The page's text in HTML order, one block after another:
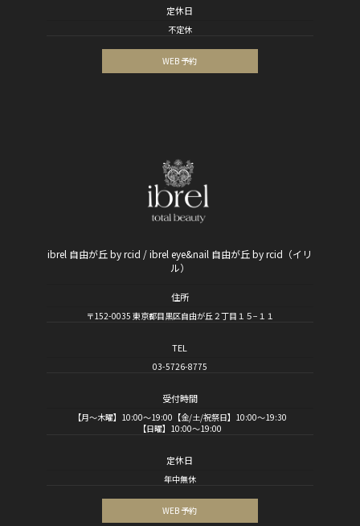
定休日
不定休
WEB 予約
ibrel 自由が丘 by rcid / ibrel eye&nail 自由が丘 by rcid（イリ
ル）
住所
〒152-0035 東京都目黒区自由が丘２丁目１５−１１
TEL
03-5726-8775
受付時間
【月～木曜】10:00～19:00【金/土/祝祭日】10:00～19:30
【日曜】10:00～19:00
定休日
年中無休
WEB 予約